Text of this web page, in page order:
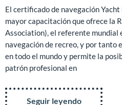
El certificado de navegación
mayor capacitación que ofrece la
Association), el referente mundial
navegación de recreo, y por tanto
en todo el mundo y permite la
patrón profesional en
Seguir leyendo